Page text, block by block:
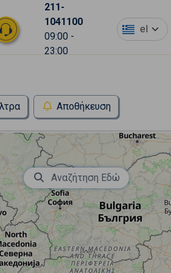
211-
1041100
09:00 -
23:00
el
Αποθήκευση
Αναζήτηση Εδώ